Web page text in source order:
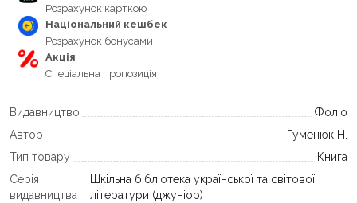
Розрахунок карткою
Національний кешбек
Розрахунок бонусами
Акція
Спеціальна пропозиція
Видавництво
Фоліо
Автор
Гуменюк Н.
Тип товару
Книга
Серія
видавництва
Шкільна бібліотека української та світової
літератури (джуніор)